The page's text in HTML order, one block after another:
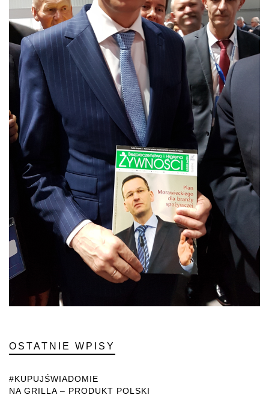
OSTATNIE WPISY
#KUPUJŚWIADOMIE
NA GRILLA – PRODUKT POLSKI